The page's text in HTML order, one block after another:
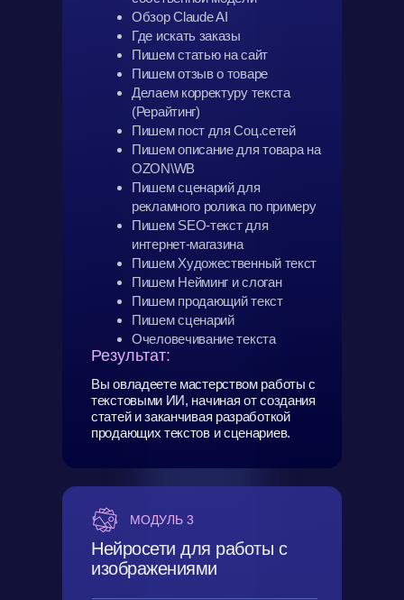
Обзор Claude AI
Где искать заказы
Пишем статью на сайт
Пишем отзыв о товаре
Делаем корректуру текста
(Рерайтинг)
Пишем пост для Соц.сетей
Пишем описание для товара на
OZON\WB
Пишем сценарий для
рекламного ролика по примеру
Пишем SEO-текст для
интернет-магазина
Пишем Художественный текст
Пишем Нейминг и слоган
Пишем продающий текст
Пишем сценарий
Очеловечивание текста
Результат:
Вы овладеете мастерством работы с
текстовыми ИИ, начиная от создания
статей и заканчивая разработкой
продающих текстов и сценариев.
МОДУЛЬ 3
Нейросети для работы с
изображениями